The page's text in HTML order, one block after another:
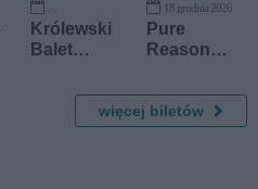
27 listopada 2026
Królewski
Balet
- Dziadek
orzechów
18 grudnia 2026
Pure
Reason
n - double
show with
Amarok
więcej biletów